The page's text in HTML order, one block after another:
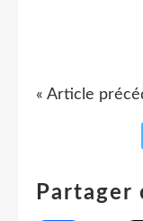
« Article